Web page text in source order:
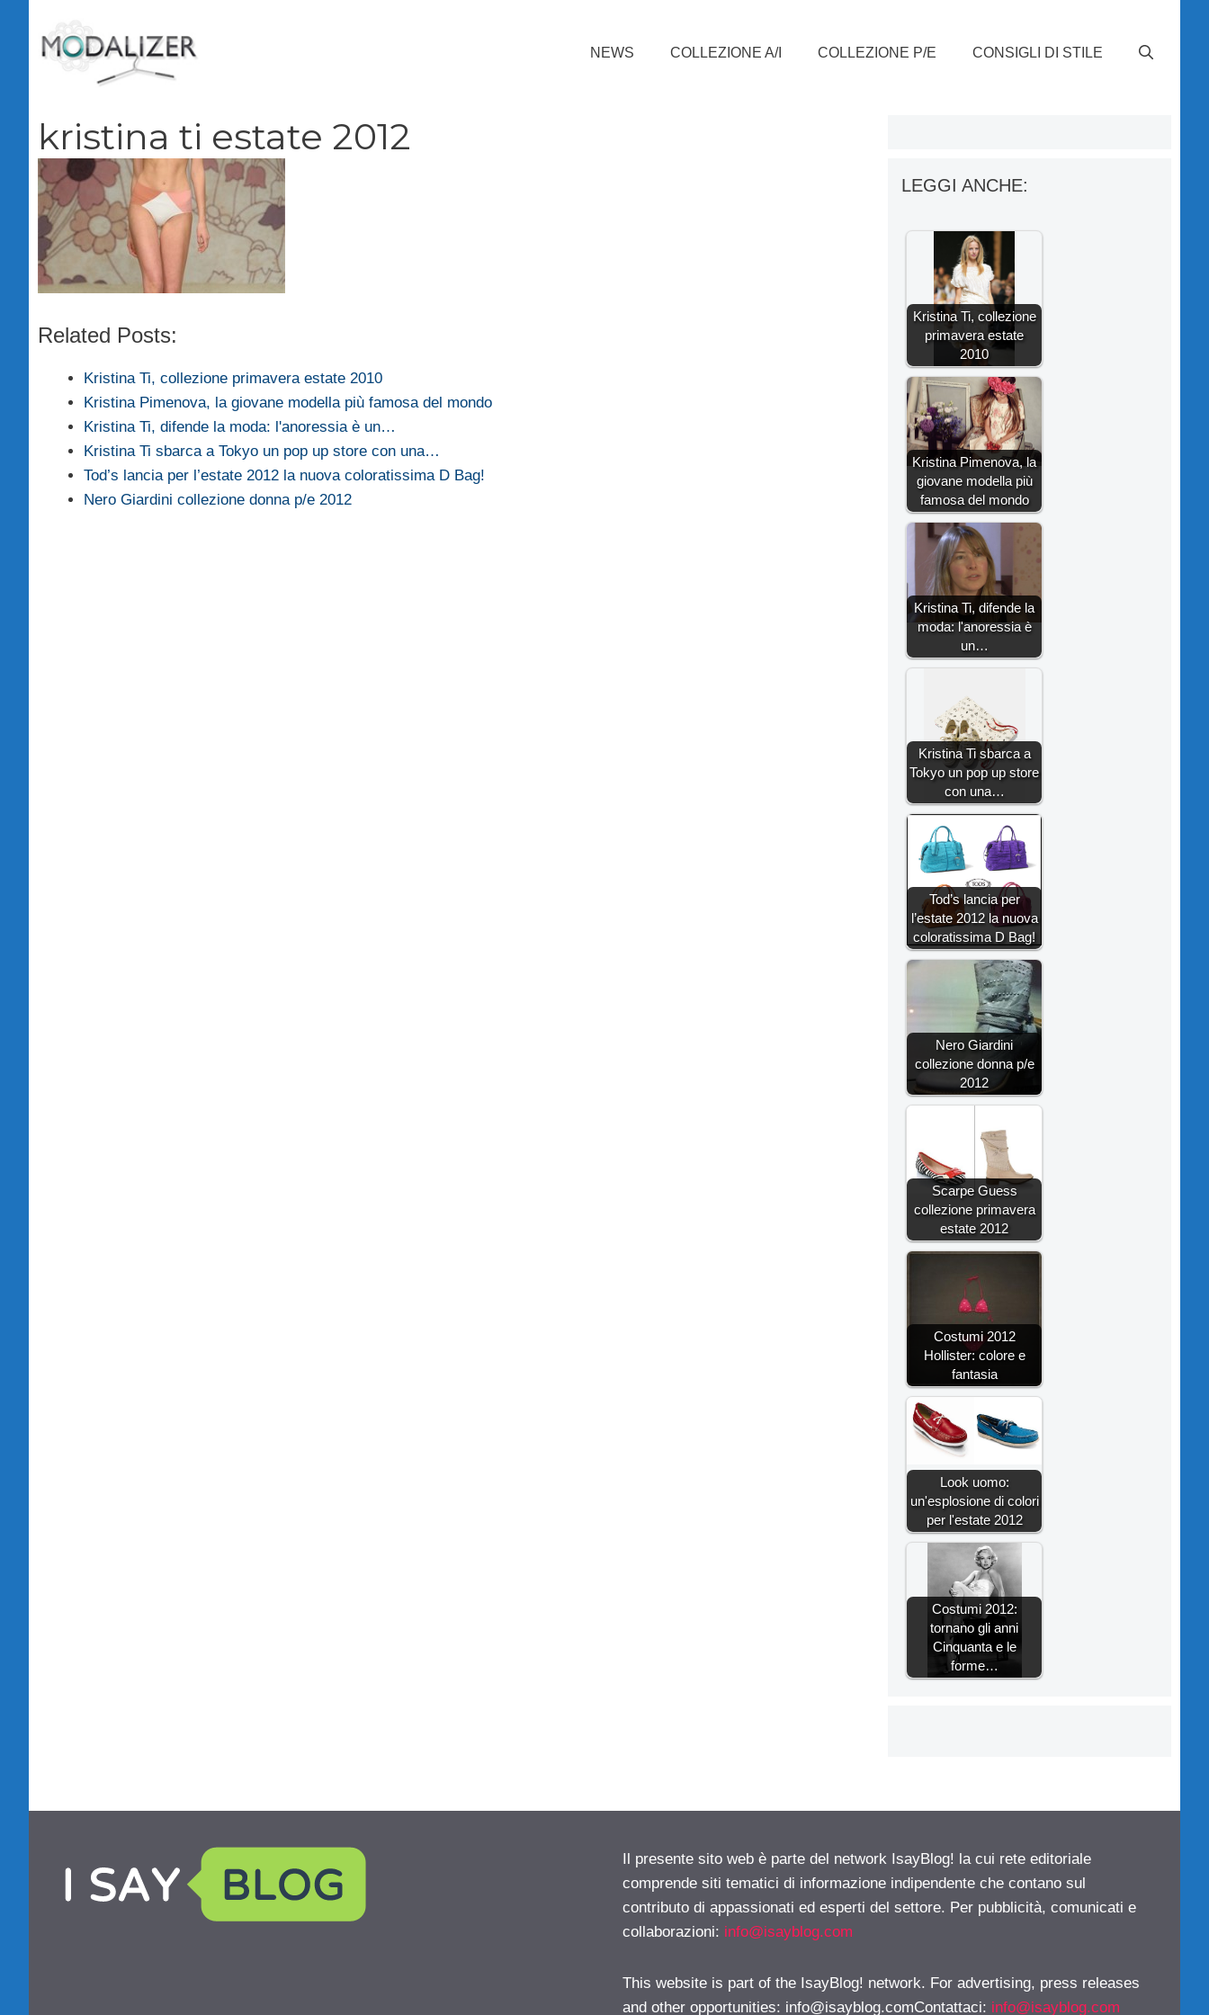
contenuto
NEWS COLLEZIONE A/I COLLEZIONE P/E CONSIGLI DI STILE
kristina ti estate 2012
Related Posts:
Kristina Ti, collezione primavera estate 2010
Kristina Pimenova, la giovane modella più famosa del mondo
Kristina Ti, difende la moda: l'anoressia è un…
Kristina Ti sbarca a Tokyo un pop up store con una…
Tod’s lancia per l’estate 2012 la nuova coloratissima D Bag!
Nero Giardini collezione donna p/e 2012
LEGGI ANCHE:
Kristina Ti, collezione
primavera estate
2010
Kristina Pimenova, la
giovane modella più
famosa del mondo
Kristina Ti, difende la
moda: l'anoressia è
un…
Kristina Ti sbarca a
Tokyo un pop up store
con una…
Tod’s lancia per
l’estate 2012 la nuova
coloratissima D Bag!
Nero Giardini
collezione donna p/e
2012
Scarpe Guess
collezione primavera
estate 2012
Costumi 2012
Hollister: colore e
fantasia
Look uomo:
un'esplosione di colori
per l'estate 2012
Costumi 2012:
tornano gli anni
Cinquanta e le
forme…
Il presente sito web è parte del network IsayBlog! la cui rete editoriale
comprende siti tematici di informazione indipendente che contano sul
contributo di appassionati ed esperti del settore. Per pubblicità, comunicati e
collaborazioni: info@isayblog.com
This website is part of the IsayBlog! network. For advertising, press releases
and other opportunities: info@isayblog.comContattaci: info@isayblog.com